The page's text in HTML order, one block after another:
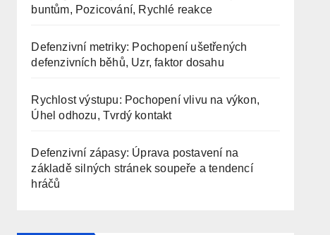
buntům, Pozicování, Rychlé reakce
Defenzivní metriky: Pochopení ušetřených
defenzivních běhů, Uzr, faktor dosahu
Rychlost výstupu: Pochopení vlivu na výkon,
Úhel odhozu, Tvrdý kontakt
Defenzivní zápasy: Úprava postavení na
základě silných stránek soupeře a tendencí
hráčů